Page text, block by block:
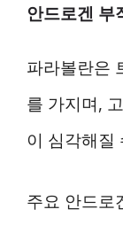
안드로겐 부
파라볼란은
를 가지며,
이 심각해질
주요 안드로